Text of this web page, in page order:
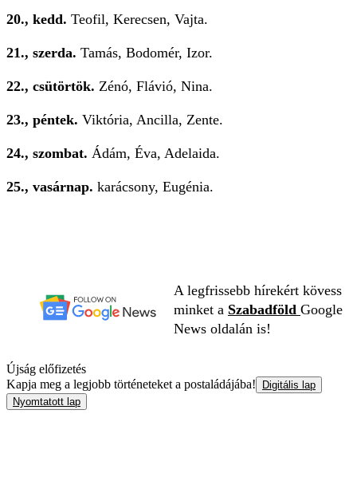
20., kedd. Teofil, Kerecsen, Vajta.
21., szerda. Tamás, Bodomér, Izor.
22., csütörtök. Zénó, Flávió, Nina.
23., péntek. Viktória, Ancilla, Zente.
24., szombat. Ádám, Éva, Adelaida.
25., vasárnap. karácsony, Eugénia.
A legfrissebb hírekért kövess
minket a Szabadföld Google
News oldalán is!
Újság előfizetés
Kapja meg a legjobb történeteket a postaládájába!
Digitális lap
Nyomtatott lap